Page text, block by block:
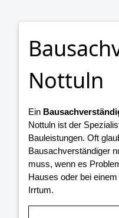
Nottuln
Ein
Nottuln ist der
Bauleistungen. Oft
Bausachverständiger
muss, wenn es
Hauses oder bei
Irrtum.